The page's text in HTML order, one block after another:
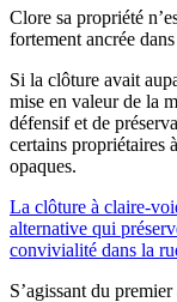
Clore sa propriété
fortement ancrée
Si la clôture avait
mise en valeur de la
défensif et de
certains propriétaires
opaques.
La clôture à claire-
alternative qui
convivialité dans la
S’agissant du